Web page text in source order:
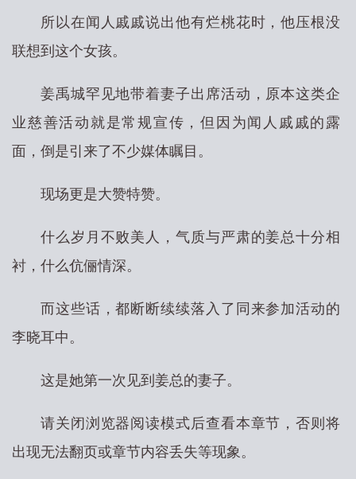
所以在闻人戚戚说出他有烂桃花时，他压根没
联想到这个女孩。
姜禹城罕见地带着妻子出席活动，原本这类企
业慈善活动就是常规宣传，但因为闻人戚戚的露
面，倒是引来了不少媒体瞩目。
现场更是大赞特赞。
什么岁月不败美人，气质与严肃的姜总十分相
衬，什么伉俪情深。
而这些话，都断断续续落入了同来参加活动的
李晓耳中。
这是她第一次见到姜总的妻子。
请关闭浏览器阅读模式后查看本章节，否则将
出现无法翻页或章节内容丢失等现象。